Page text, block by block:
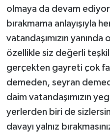
olmaya da devam
bırakmama anlayışıyla
vatandaşımızın
özellikle siz değerli
gerçekten gayreti çok
demeden, seyran
daim vatandaşımızın
yerlerden biri de
davayı yalnız